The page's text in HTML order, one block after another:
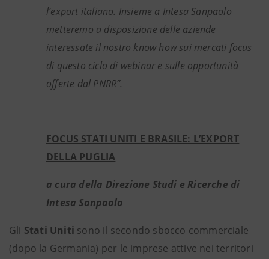
l’export italiano. Insieme a Intesa Sanpaolo
metteremo a disposizione delle aziende
interessate il nostro know how sui mercati focus
di questo ciclo di webinar e sulle opportunità
offerte dal PNRR”.
FOCUS STATI UNITI E BRASILE: L’EXPORT
DELLA PUGLIA
a cura della Direzione Studi e Ricerche di
Intesa Sanpaolo
Gli Stati Uniti sono il secondo sbocco commerciale
(dopo la Germania) per le imprese attive nei territori